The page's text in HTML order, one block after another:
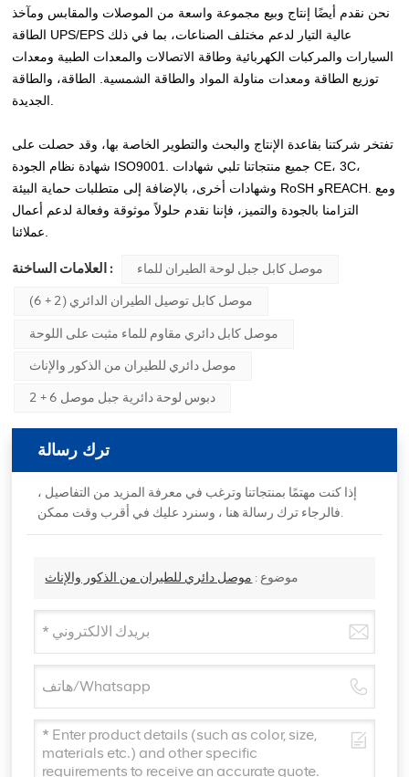
نحن نقدم أيضًا إنتاج وبيع مجموعة واسعة من الموصلات والمقابس ومآخذ
الطاقة UPS/EPS عالية التيار لدعم مختلف الصناعات، بما في ذلك
السيارات والمركبات الكهربائية وطاقة الاتصالات والمعدات الطبية ومعدات
توزيع الطاقة ومعدات مناولة المواد والطاقة الشمسية. الطاقة، والطاقة
الجديدة.
تفتخر شركتنا بقاعدة الإنتاج والبحث والتطوير الخاصة بها، وقد حصلت على
شهادة نظام الجودة ISO9001. جميع منتجاتنا تلبي شهادات CE، 3C،
وشهادات أخرى، بالإضافة إلى متطلبات حماية البيئة RoSH وREACH. ومع
التزامنا بالجودة والتميز، فإننا نقدم حلولاً موثوقة وفعالة لدعم أعمال
عملائنا.
العلامات الساخنة : موصل كابل جبل لوحة الطيران للماء
موصل كابل توصيل الطيران الدائري (2 + 6)
موصل كابل دائري مقاوم للماء مثبت على اللوحة
موصل دائري للطيران من الذكور والإناث
2 + 6 دبوس لوحة دائرية جبل موصل
ترك رسالة
إذا كنت مهتمًا بمنتجاتنا وترغب في معرفة المزيد من التفاصيل ،
فالرجاء ترك رسالة هنا ، وسنرد عليك في أقرب وقت ممكن.
موضوع : موصل دائري للطيران من الذكور والإناث